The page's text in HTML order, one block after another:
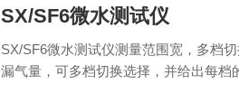
SX/SF6微水测试仪
SX/SF6微水测试仪测量范围宽，多档
漏气量，可多档切换选择，并给出每档